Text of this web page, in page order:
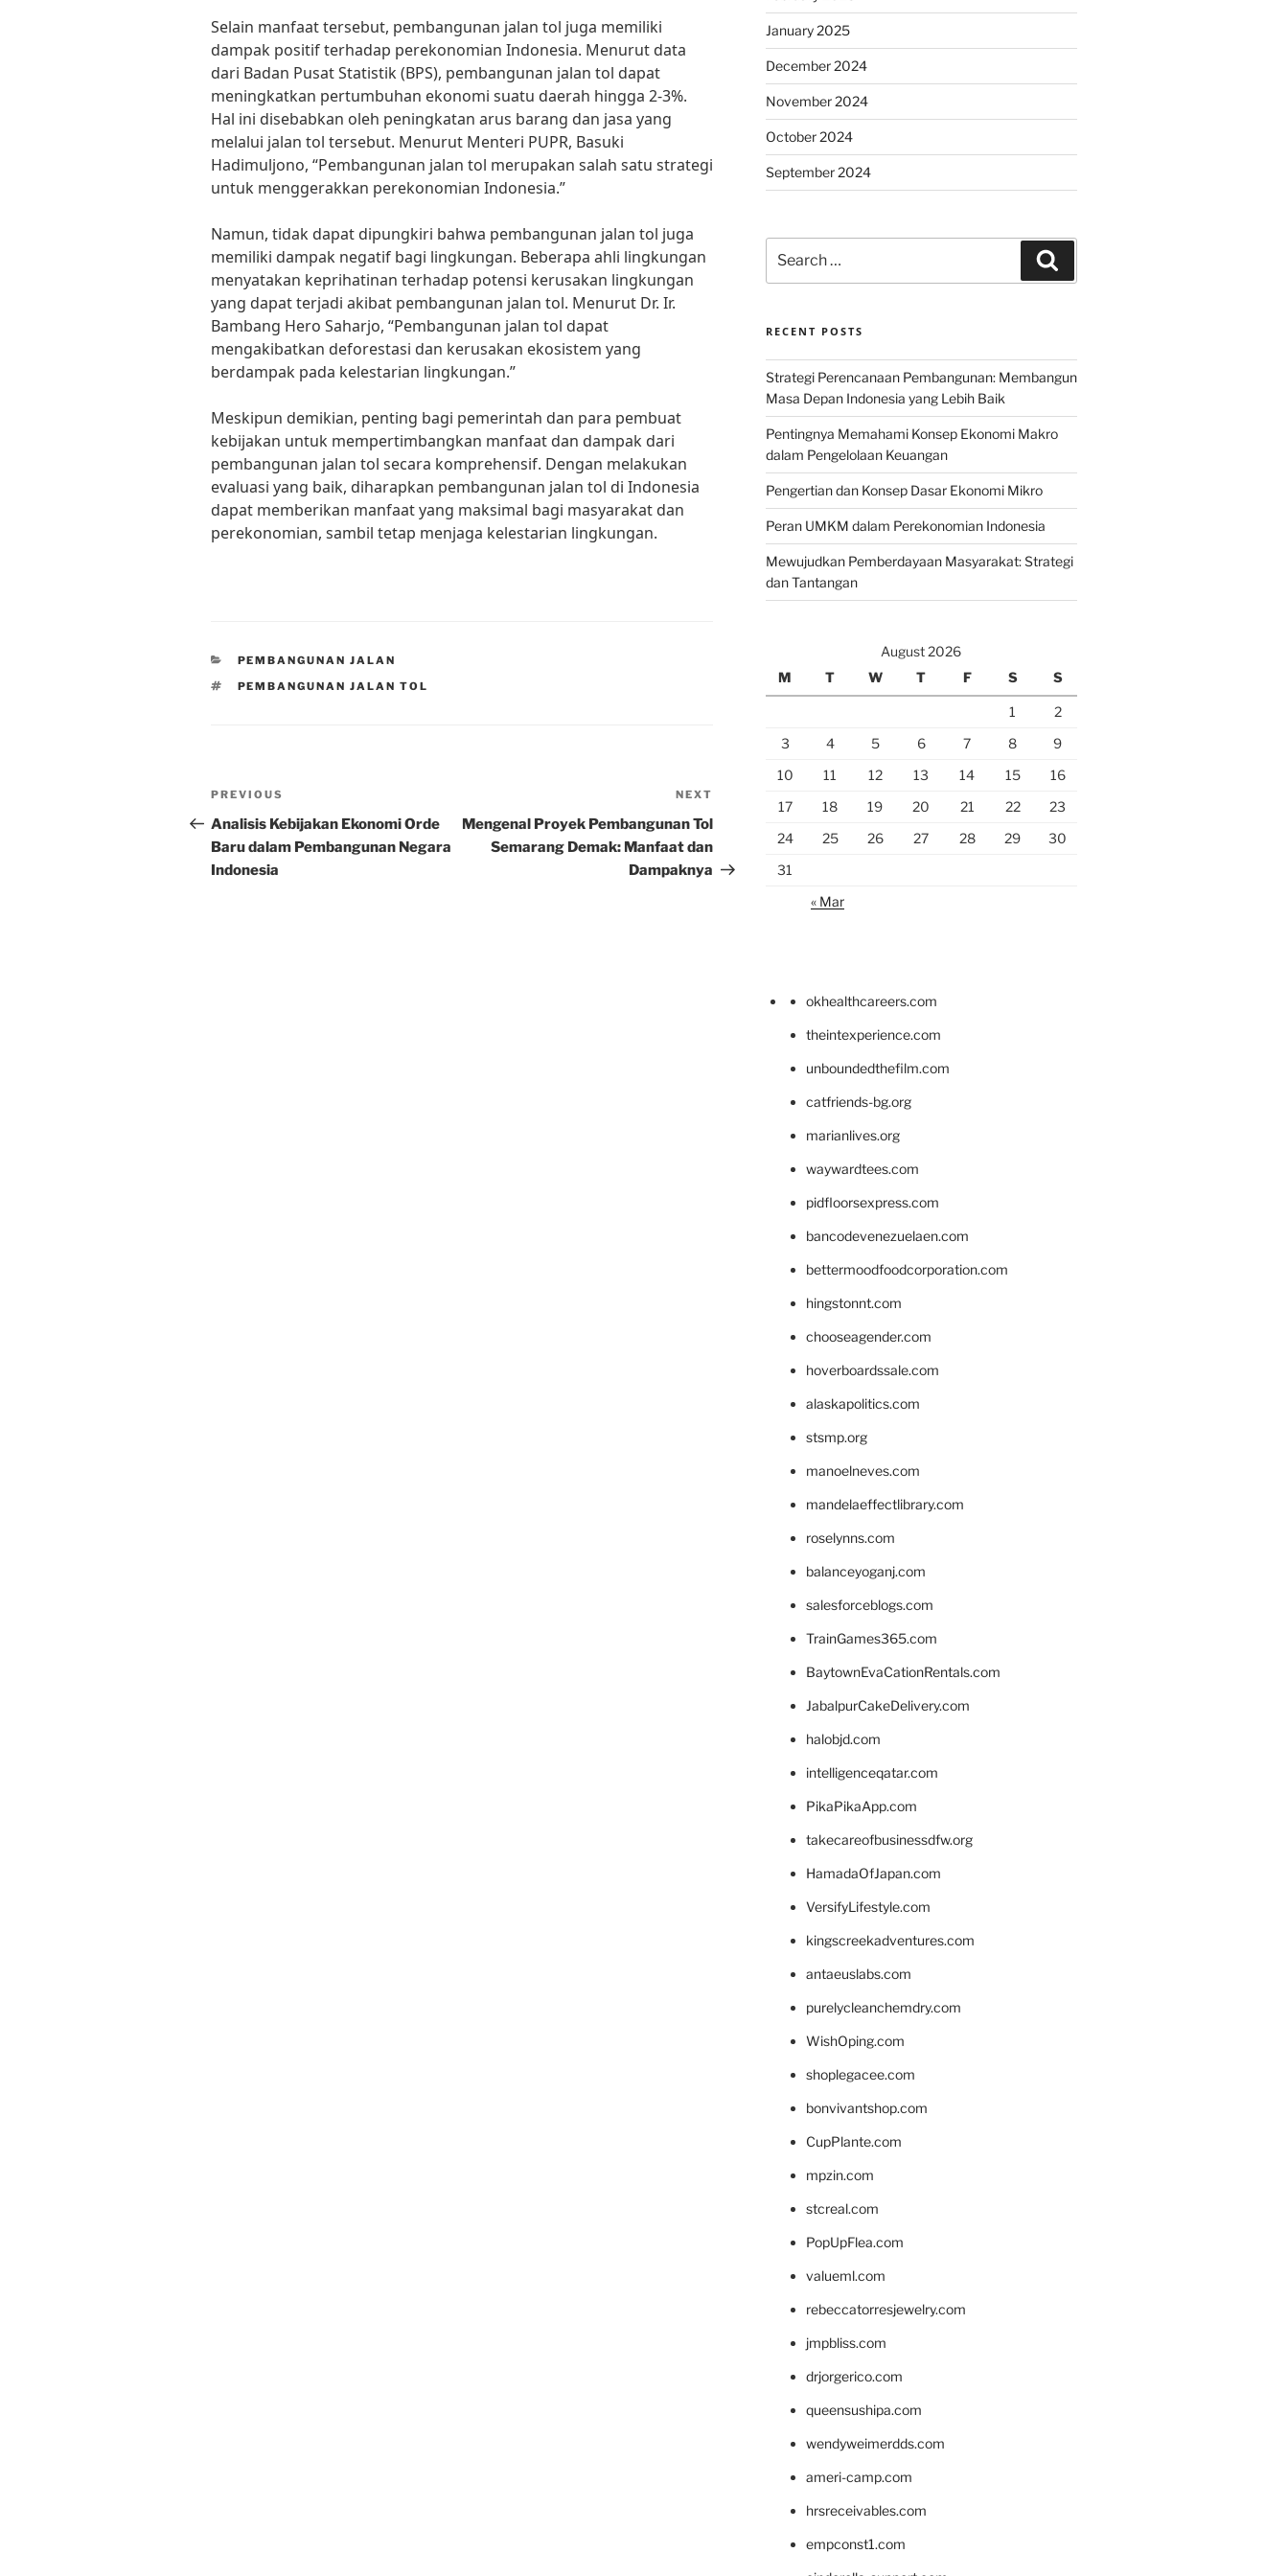
Selain manfaat tersebut, pembangunan jalan tol juga memiliki
dampak positif terhadap perekonomian Indonesia. Menurut data
dari Badan Pusat Statistik (BPS), pembangunan jalan tol dapat
meningkatkan pertumbuhan ekonomi suatu daerah hingga 2-3%.
Hal ini disebabkan oleh peningkatan arus barang dan jasa yang
melalui jalan tol tersebut. Menurut Menteri PUPR, Basuki
Hadimuljono, “Pembangunan jalan tol merupakan salah satu strategi
untuk menggerakkan perekonomian Indonesia.”
Namun, tidak dapat dipungkiri bahwa pembangunan jalan tol juga
memiliki dampak negatif bagi lingkungan. Beberapa ahli lingkungan
menyatakan keprihatinan terhadap potensi kerusakan lingkungan
yang dapat terjadi akibat pembangunan jalan tol. Menurut Dr. Ir.
Bambang Hero Saharjo, “Pembangunan jalan tol dapat
mengakibatkan deforestasi dan kerusakan ekosistem yang
berdampak pada kelestarian lingkungan.”
Meskipun demikian, penting bagi pemerintah dan para pembuat
kebijakan untuk mempertimbangkan manfaat dan dampak dari
pembangunan jalan tol secara komprehensif. Dengan melakukan
evaluasi yang baik, diharapkan pembangunan jalan tol di Indonesia
dapat memberikan manfaat yang maksimal bagi masyarakat dan
perekonomian, sambil tetap menjaga kelestarian lingkungan.
CATEGORIES
PEMBANGUNAN JALAN
TAGS
PEMBANGUNAN JALAN TOL
Post
navigation
Previous
Post
PREVIOUS
Analisis Kebijakan Ekonomi Orde
Baru dalam Pembangunan Negara
Indonesia
Post
NEXT
Mengenal Proyek Pembangunan Tol
Semarang Demak: Manfaat dan
Dampaknya
January 2025
December 2024
November 2024
October 2024
September 2024
for:
RECENT POSTS
Strategi Perencanaan Pembangunan: Membangun
Masa Depan Indonesia yang Lebih Baik
Pentingnya Memahami Konsep Ekonomi Makro
dalam Pengelolaan Keuangan
Pengertian dan Konsep Dasar Ekonomi Mikro
Peran UMKM dalam Perekonomian Indonesia
Mewujudkan Pemberdayaan Masyarakat: Strategi
dan Tantangan
August 2026
M
T W T F S S
1
2
3
4 5 6 7 8
9
10
11 12 13 14 15
16
17
18 19 20 21 22
23
24
25 26 27 28 29
30
31
« Mar
okhealthcareers.com
theintexperience.com
unboundedthefilm.com
catfriends-bg.org
marianlives.org
waywardtees.com
pidfloorsexpress.com
bancodevenezuelaen.com
bettermoodfoodcorporation.com
hingstonnt.com
chooseagender.com
hoverboardssale.com
alaskapolitics.com
stsmp.org
manoelneves.com
mandelaeffectlibrary.com
roselynns.com
balanceyoganj.com
salesforceblogs.com
TrainGames365.com
BaytownEvaCationRentals.com
JabalpurCakeDelivery.com
halobjd.com
intelligenceqatar.com
PikaPikaApp.com
takecareofbusinessdfw.org
HamadaOfJapan.com
VersifyLifestyle.com
kingscreekadventures.com
antaeuslabs.com
purelycleanchemdry.com
WishOping.com
shoplegacee.com
bonvivantshop.com
CupPlante.com
mpzin.com
stcreal.com
PopUpFlea.com
valueml.com
rebeccatorresjewelry.com
jmpbliss.com
drjorgerico.com
queensushipa.com
wendyweimerdds.com
ameri-camp.com
hrsreceivables.com
empconst1.com